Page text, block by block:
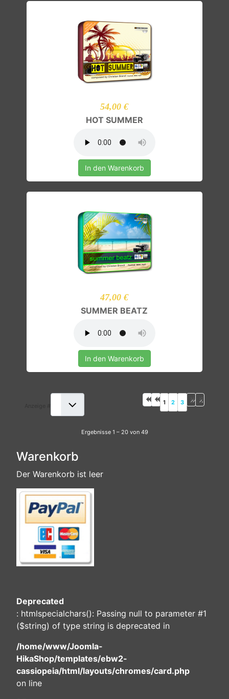
54,00 €
HOT SUMMER
In den Warenkorb
47,00 €
SUMMER BEATZ
In den Warenkorb
1 2 3
Ergebnisse 1 – 20 von 49
Warenkorb
Der Warenkorb ist leer
Deprecated
: htmlspecialchars(): Passing null to parameter #1
($string) of type string is deprecated in
/home/www/Joomla-
HikaShop/templates/ebw2-
cassiopeia/html/layouts/chromes/card.php
on line